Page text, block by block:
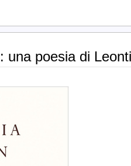
una poesia di